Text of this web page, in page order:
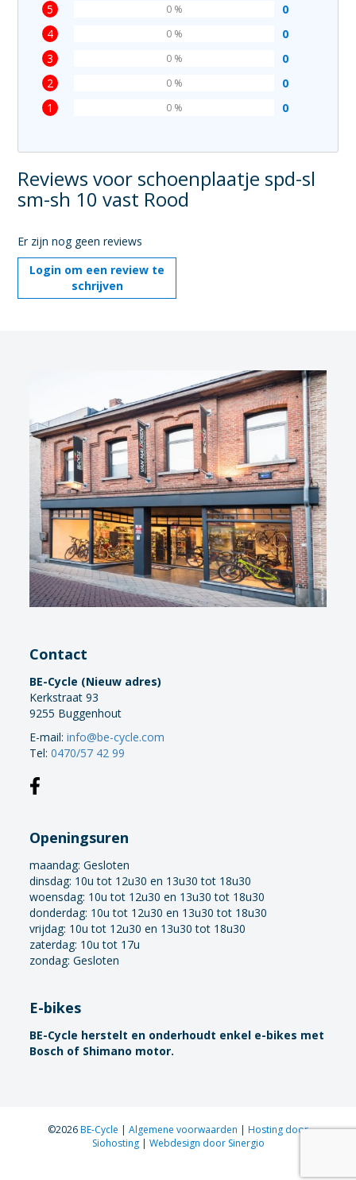
5 0
0 %
4 0
0 %
3 0
0 %
2 0
0 %
1 0
0 %
Reviews voor schoenplaatje spd-sl
sm-sh 10 vast Rood
Er zijn nog geen reviews
Login om een review te
schrijven
Contact
BE-Cycle (Nieuw adres)
Kerkstraat 93
9255 Buggenhout
E-mail:info@be-cycle.com
Tel:0470/57 42 99
Openingsuren
maandag:Gesloten
dinsdag: 10u tot 12u30 en 13u30 tot 18u30
woensdag: 10u tot 12u30 en 13u30 tot 18u30
donderdag: 10u tot 12u30 en 13u30 tot 18u30
vrijdag: 10u tot 12u30 en 13u30 tot 18u30
zaterdag: 10u tot 17u
zondag: Gesloten
E-bikes
BE-Cycle herstelt en onderhoudt enkel e-bikes met
Bosch of Shimano motor.
©2026BE-Cycle | Algemene voorwaarden | Hosting door
Siohosting | Webdesign door Sinergio